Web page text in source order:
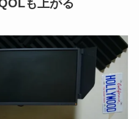
も上がる